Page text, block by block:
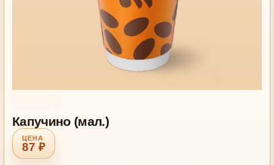
Капучино (мал.)
87 ₽